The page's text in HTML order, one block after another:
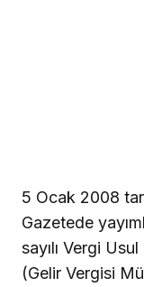
5 Ocak 2008
Gazetede
sayılı Vergi
(Gelir Vergisi